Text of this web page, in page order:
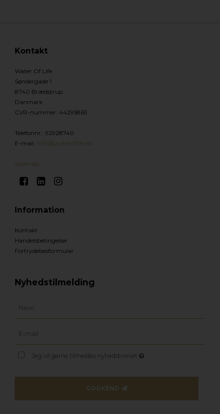
Kontakt
Water Of Life
Søndergade 1
8740 Brædstrup
Danmark
CVR-nummer: 44295865
Telefonnr.: 92928740
E-mail: Info@wateroflife.dk
Sitemap
Information
Kontakt
Handelsbetingelser
Fortrydelsesformular
Nyhedstilmelding
Jeg vil gerne tilmeldes nyhedsbrevet
GODKEND